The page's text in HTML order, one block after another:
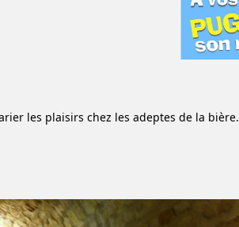
les plaisirs chez les adeptes de la bière.